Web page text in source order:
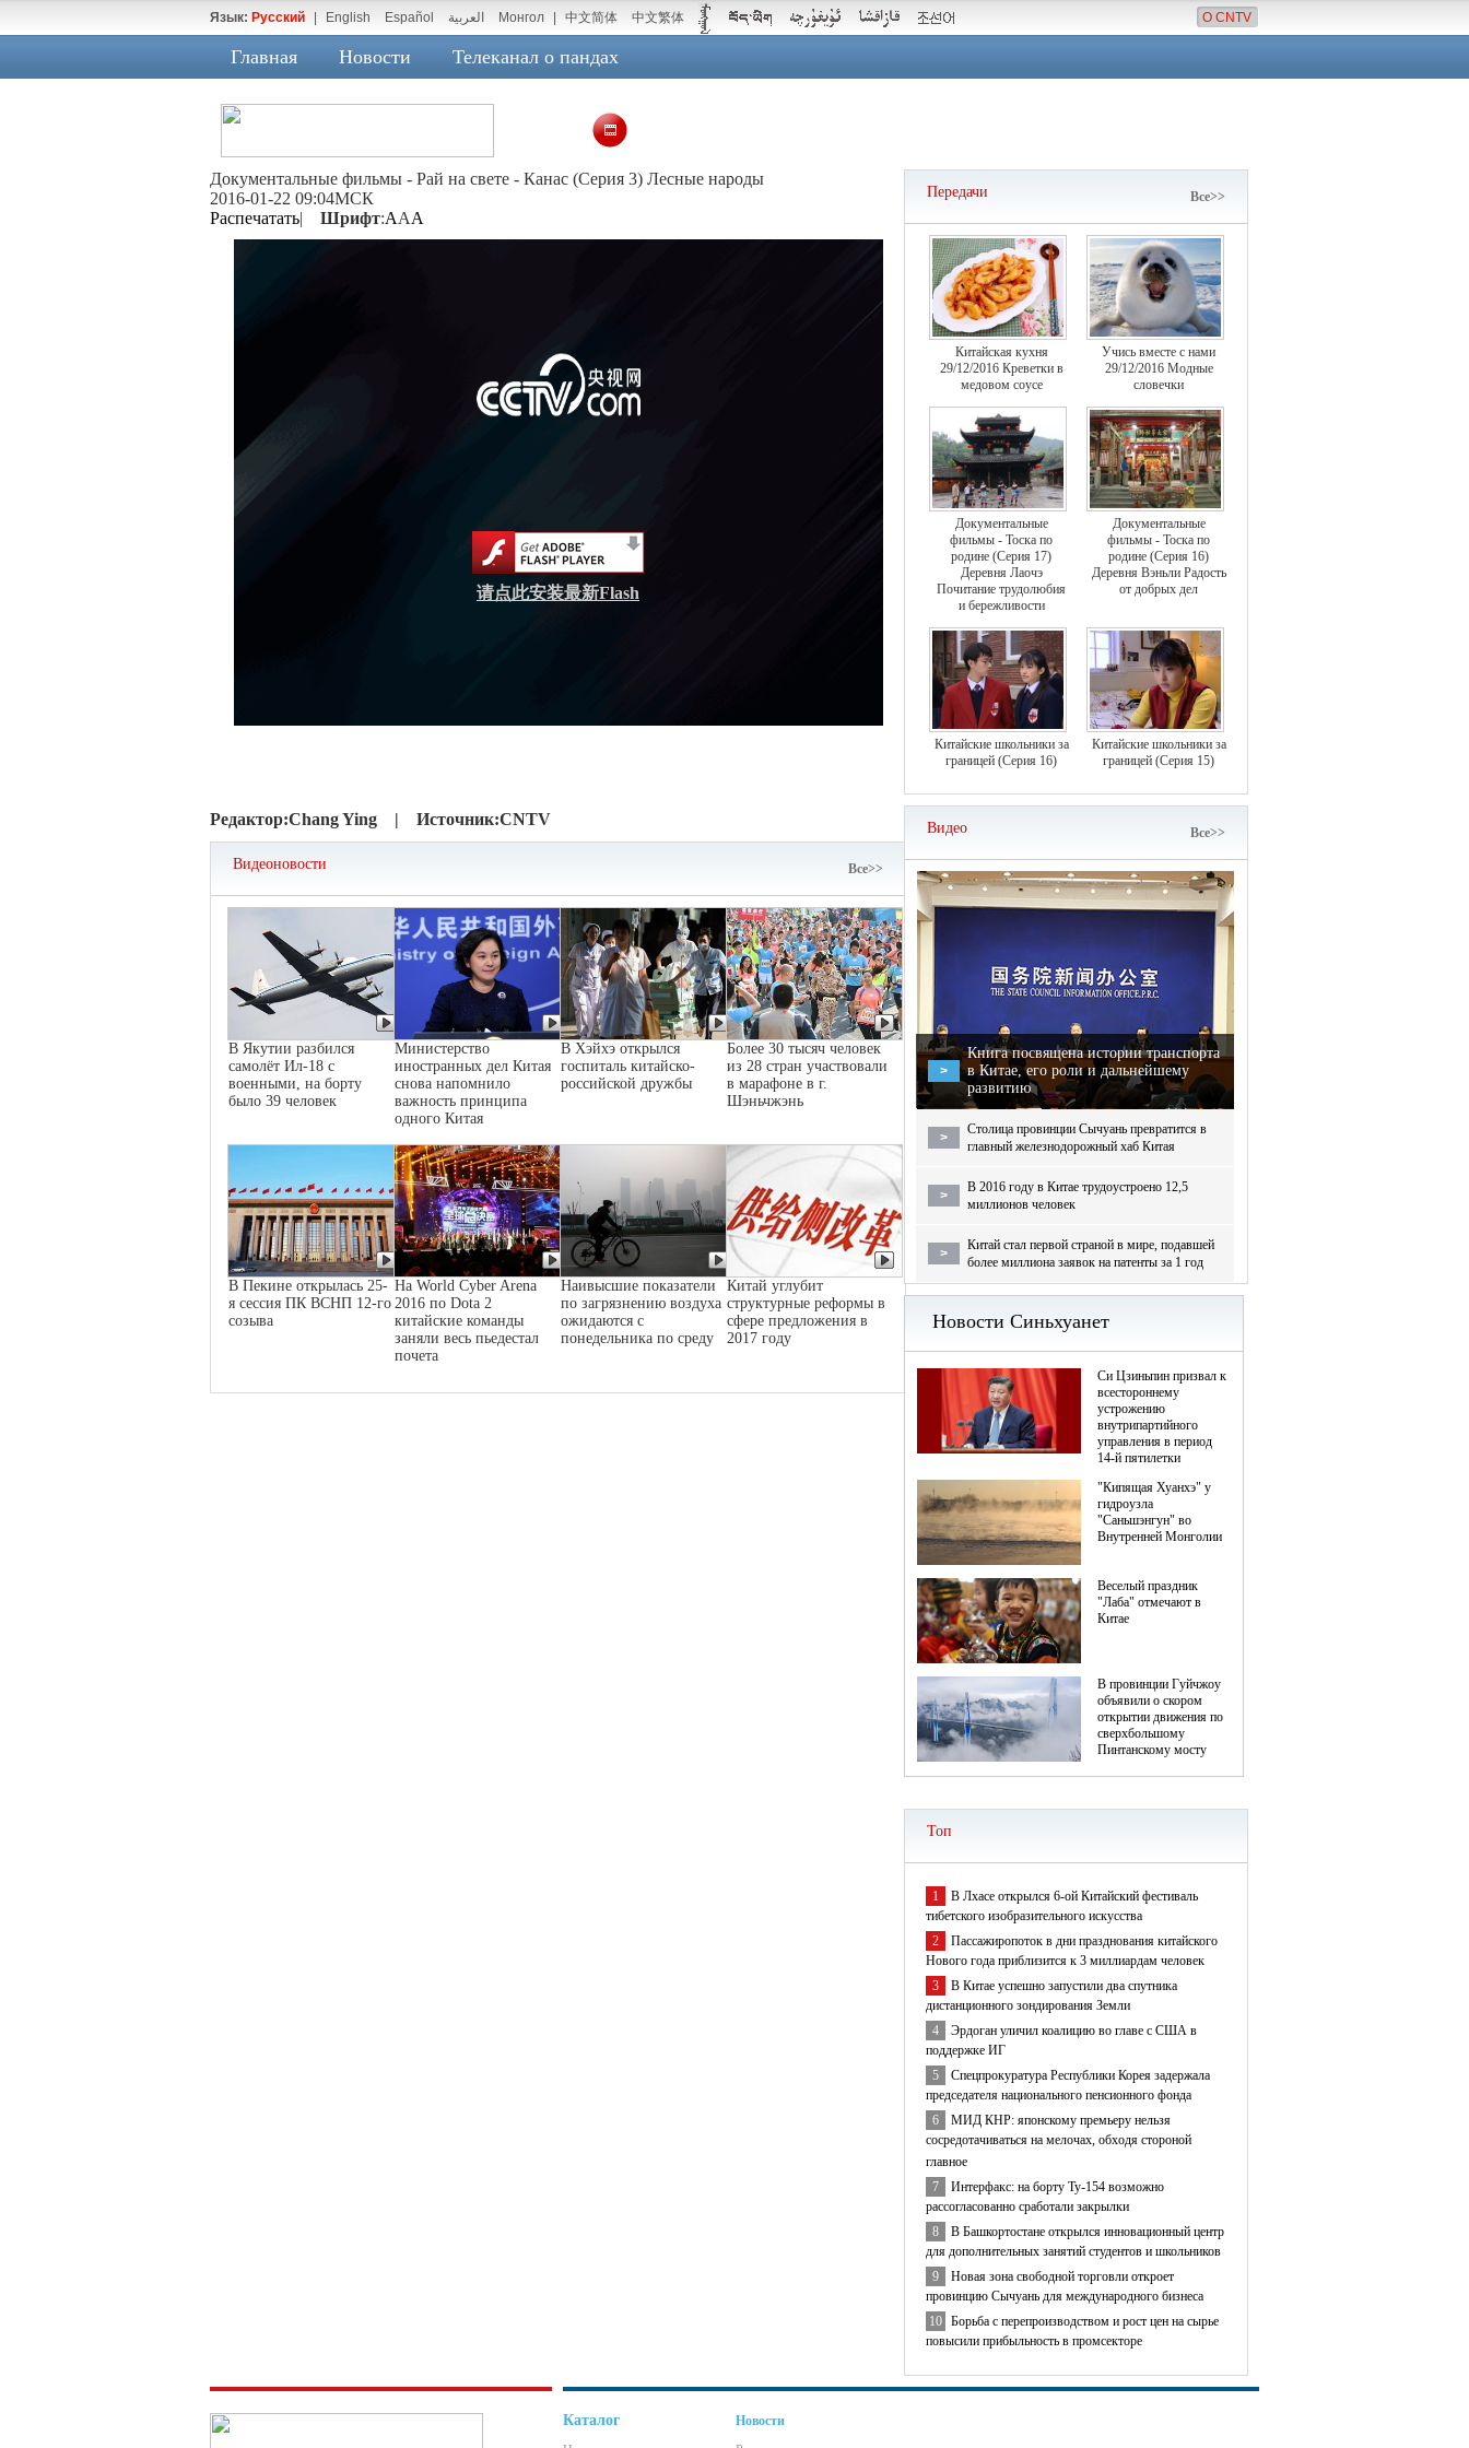
Язык: Русский English Español العربية Монгол 中文简体 中文繁体 О CNTV
Главная Новости Телеканал о пандах
Документальные фильмы - Рай на свете - Канас (Серия 3) Лесные народы
2016-01-22 09:04МСК
Распечатать| Шрифт:AAA
请点此安装最新Flash
Редактор:Chang Ying | Источник:CNTV
Видеоновости Bce>>
В Якутии разбился
самолёт Ил-18 с
военными, на борту
было 39 человек
Министерство
иностранных дел Китая
снова напомнило
важность принципа
одного Китая
В Хэйхэ открылся
госпиталь китайско-
российской дружбы
Более 30 тысяч человек
из 28 стран участвовали
в марафоне в г.
Шэньчжэнь
В Пекине открылась 25-
я сессия ПК ВСНП 12-го
созыва
На World Cyber Arena
2016 по Dota 2
китайские команды
заняли весь пьедестал
почета
Наивысшие показатели
по загрязнению воздуха
ожидаются с
понедельника по среду
Китай углубит
структурные реформы в
сфере предложения в
2017 году
Передачи Все>>
Китайская кухня
29/12/2016 Креветки в
медовом соусе
Учись вместе с нами
29/12/2016 Модные
словечки
Документальные
фильмы - Тоска по
родине (Серия 17)
Деревня Лаочэ
Почитание трудолюбия
и бережливости
Документальные
фильмы - Тоска по
родине (Серия 16)
Деревня Вэньли Радость
от добрых дел
Китайские школьники за
границей (Серия 16)
Китайские школьники за
границей (Серия 15)
Видео Bce>>
>
Книга посвящена истории транспорта
в Китае, его роли и дальнейшему
развитию
>
Столица провинции Сычуань превратится в
главный железнодорожный хаб Китая
>
В 2016 году в Китае трудоустроено 12,5
миллионов человек
>
Китай стал первой страной в мире, подавшей
более миллиона заявок на патенты за 1 год
Топ
1 В Лхасе открылся 6-ой Китайский фестиваль
тибетского изобразительного искусства
2 Пассажиропоток в дни празднования китайского
Нового года приблизится к 3 миллиардам человек
3 В Китае успешно запустили два спутника
дистанционного зондирования Земли
4 Эрдоган уличил коалицию во главе с США в
поддержке ИГ
5 Спецпрокуратура Республики Корея задержала
председателя национального пенсионного фонда
6 МИД КНР: японскому премьеру нельзя
сосредотачиваться на мелочах, обходя стороной
главное
7 Интерфакс: на борту Ту-154 возможно
рассогласованно сработали закрылки
8 В Башкортостане открылся инновационный центр
для дополнительных занятий студентов и школьников
9 Новая зона свободной торговли откроет
провинцию Сычуань для международного бизнеса
10 Борьба с перепроизводством и рост цен на сырье
повысили прибыльность в промсекторе
Каталог
Новости